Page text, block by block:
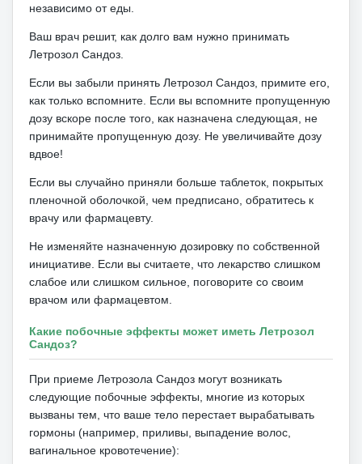
независимо от еды.
Ваш врач решит, как долго вам нужно принимать
Летрозол Сандоз.
Если вы забыли принять Летрозол Сандоз, примите его,
как только вспомните. Если вы вспомните пропущенную
дозу вскоре после того, как назначена следующая, не
принимайте пропущенную дозу. Не увеличивайте дозу
вдвое!
Если вы случайно приняли больше таблеток, покрытых
пленочной оболочкой, чем предписано, обратитесь к
врачу или фармацевту.
Не изменяйте назначенную дозировку по собственной
инициативе. Если вы считаете, что лекарство слишком
слабое или слишком сильное, поговорите со своим
врачом или фармацевтом.
Какие побочные эффекты может иметь Летрозол
Сандоз?
При приеме Летрозола Сандоз могут возникать
следующие побочные эффекты, многие из которых
вызваны тем, что ваше тело перестает вырабатывать
гормоны (например, приливы, выпадение волос,
вагинальное кровотечение):